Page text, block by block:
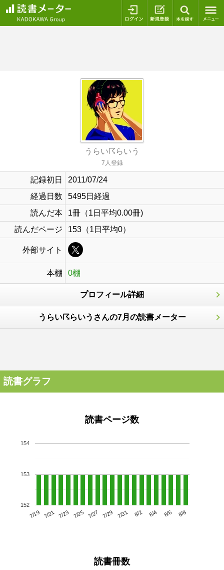
ログイン 新規登録
うらい☈らいう
7人登録
記録初日
2011/07/24
経過日数
5495日経過
読んだ本
1冊（1日平均0.00冊)
読んだページ
153（1日平均0）
外部サイト
本棚 0棚
プロフィール詳細
うらい☈らいうさんの7月の読書メーター
読書グラフ
読書ページ数
7/19 7/21 7/23 7/25 7/27 7/29 7/31 8/2 8/4 8/6 8/8
152
153
154
読書冊数